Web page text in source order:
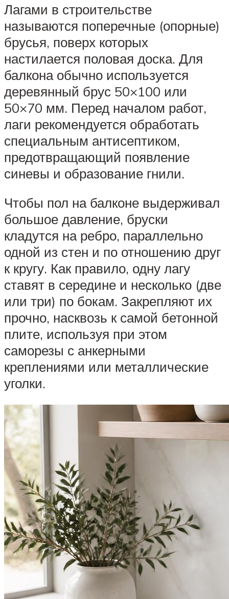
Лагами в строительстве
называются поперечные (опорные)
брусья, поверх которых
настилается половая доска. Для
балкона обычно используется
деревянный брус 50×100 или
50×70 мм. Перед началом работ,
лаги рекомендуется обработать
специальным антисептиком,
предотвращающий появление
синевы и образование гнили.
Чтобы пол на балконе выдерживал
большое давление, бруски
кладутся на ребро, параллельно
одной из стен и по отношению друг
к кругу. Как правило, одну лагу
ставят в середине и несколько (две
или три) по бокам. Закрепляют их
прочно, насквозь к самой бетонной
плите, используя при этом
саморезы с анкерными
креплениями или металлические
уголки.